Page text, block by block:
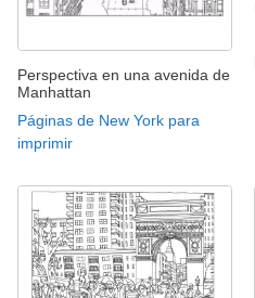
Perspectiva en una avenida de
Manhattan
Páginas de New York para
imprimir